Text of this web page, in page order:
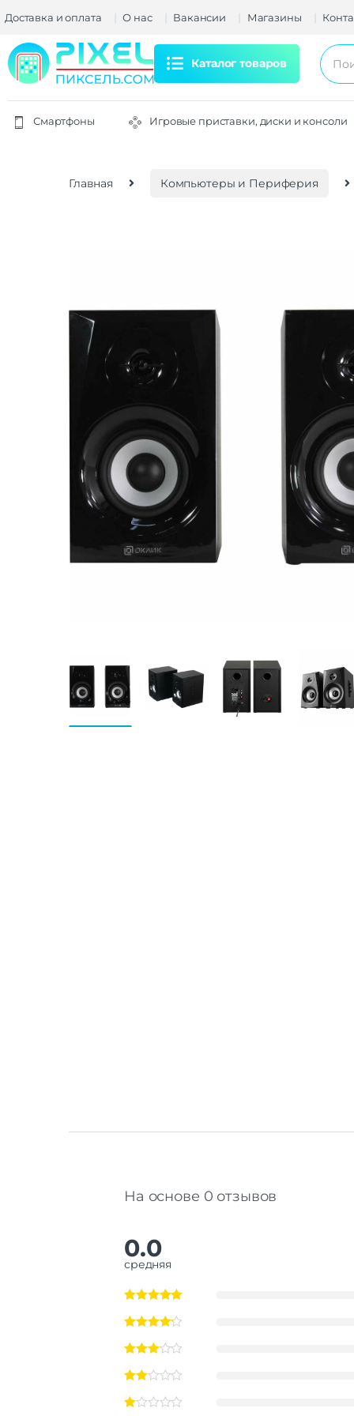
Доставка и оплата О нас Вакансии Магазины
Каталог товаров
Смартфоны Игровые приставки, диски и консоли
Главная Компьютеры и Периферия
На основе 0 отзывов
0.0
средняя